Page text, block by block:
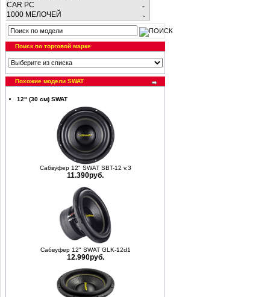
CAR PC
1000 МЕЛОЧЕЙ
Поиск по торговой марке
Похожие модели SWAT
12" (30 см) SWAT
Сабвуфер 12" SWAT SBT-12 v.3
11.390руб.
Сабвуфер 12" SWAT GLK-12d1
12.990руб.